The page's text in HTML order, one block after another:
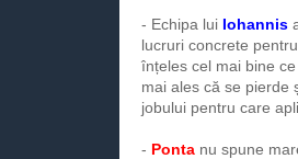
- Echipa lui Iohannis
lucruri concrete
înțeles cel mai bine
mai ales că se pierde
jobului pentru care
- Ponta nu spune